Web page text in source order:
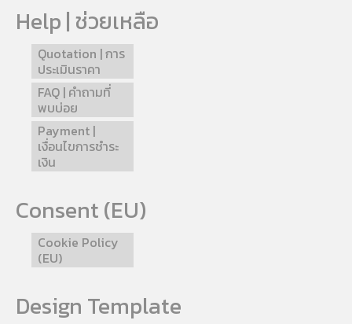
Help | ช่วยเหลือ
Quotation | การ
ประเมินราคา
FAQ | คำถามที่
พบบ่อย
Payment |
เงื่อนไขการชำระ
เงิน
Consent (EU)
Cookie Policy
(EU)
Design Template